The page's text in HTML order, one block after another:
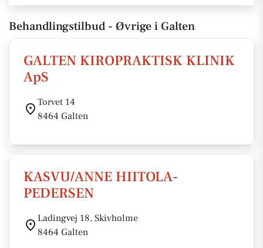
Behandlingstilbud - Øvrige i Galten
GALTEN KIROPRAKTISK KLINIK
ApS
Torvet 14
8464 Galten
KASVU/ANNE HIITOLA-
PEDERSEN
Ladingvej 18, Skivholme
8464 Galten